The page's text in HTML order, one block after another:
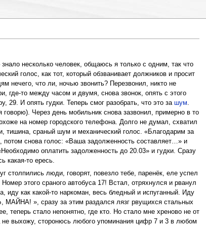
несколько человек, общаюсь я только с одним, так что
голос, как тот, который обзванивает должников и просит
нечего, что ли, ночью звонить? Перезвонил, никто не
где-то между часом и двумя, снова звонок, опять с этого
29. И опять гудки. Теперь смог разобрать, что это за шум
Через день мобильник снова зазвонил, примерно в то
на номер городского телефона. Долго не думал, схватил
тишина, сраный шум и механический голос. «Благодарим за
потом снова голос: «Ваша задолженность составляет…» и
оплатить задолженность до 20.03» и гудки. Сразу
какая-то ересь.
столпились люди, говорят, повезло тебе, паренёк, еле успел
этого сраного автобуса 17! Встал, отряхнулся и рванул
как какой-то наркоман, весь бледный и испуганный. Иду
», сразу за этим раздался лязг рвущихся стальных
теперь стало непонятно, где кто. Но стало мне хреново не от
не выхожу, сторонюсь любого упоминания цифр 7 и 3 в любом